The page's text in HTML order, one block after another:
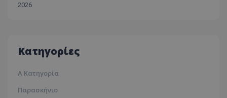
2026
Κατηγορίες
Α Κατηγορία
Παρασκήνιο